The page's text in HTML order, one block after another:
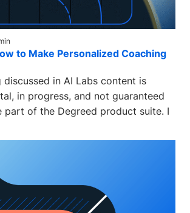
to Make Personalized Coaching
discussed in AI Labs content is
in progress, and not guaranteed
part of the Degreed product suite. I